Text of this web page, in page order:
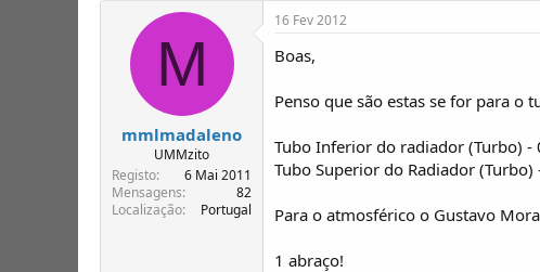
M
mmlmadaleno
UMMzito
Registo
6 Mai 2011
Mensagens
82
Localização
Portugal
16 Fev 2012
Boas,
Penso que são estas se for para o
Tubo Inferior do radiador (Turbo) -
Tubo Superior do Radiador
Para o atmosférico o Gustavo
1 abraço!